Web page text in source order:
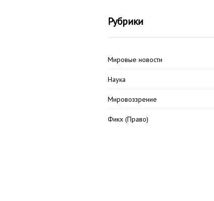
Рубрики
Мировые новости
Наука
Мировоззрение
Фикх (Право)